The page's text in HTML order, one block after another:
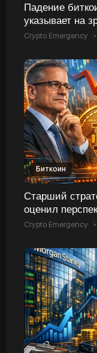
Падение
указывает на
Crypto Emergency ·
Биткоин
Старший
оценил
давления ФРС
Crypto Emergency ·